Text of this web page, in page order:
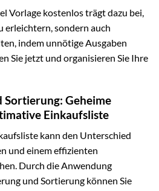
Vorlage kostenlos trägt dazu bei,
erleichtern, sondern auch
indem unnötige Ausgaben
Sie jetzt und organisieren Sie Ihre
Geheime
Einkaufsliste
kann den Unterschied
und einem effizienten
Durch die Anwendung
und Sortierung können Sie